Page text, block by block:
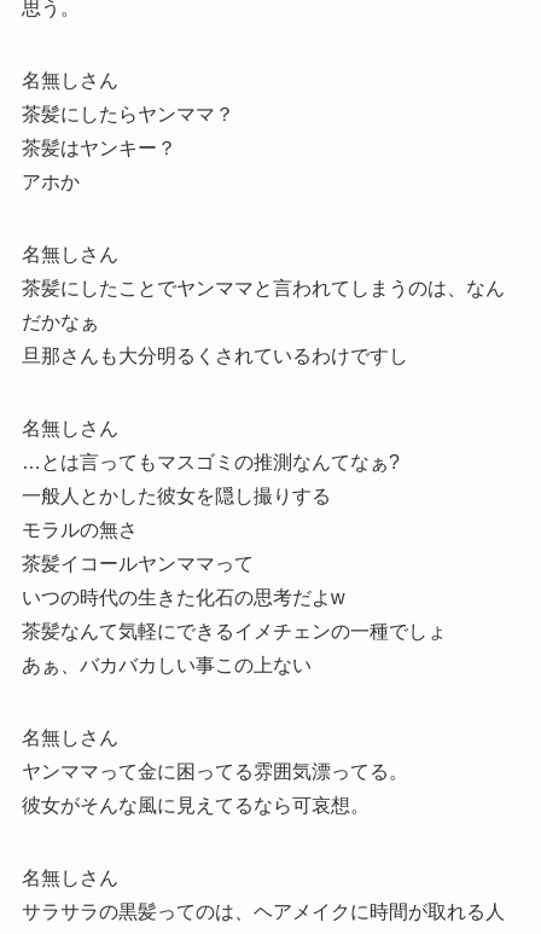
思う。
名無しさん
茶髪にしたらヤンママ？
茶髪はヤンキー？
アホか
名無しさん
茶髪にしたことでヤンママと言われてしまうのは、なん
だかなぁ
旦那さんも大分明るくされているわけですし
名無しさん
…とは言ってもマスゴミの推測なんてなぁ?
一般人とかした彼女を隠し撮りする
モラルの無さ
茶髪イコールヤンママって
いつの時代の生きた化石の思考だよw
茶髪なんて気軽にできるイメチェンの一種でしょ
あぁ、バカバカしい事この上ない
名無しさん
ヤンママって金に困ってる雰囲気漂ってる。
彼女がそんな風に見えてるなら可哀想。
名無しさん
サラサラの黒髪ってのは、ヘアメイクに時間が取れる人